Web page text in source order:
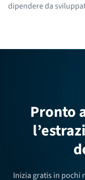
dipendere da
Pronto
Inizia gratis in pochi